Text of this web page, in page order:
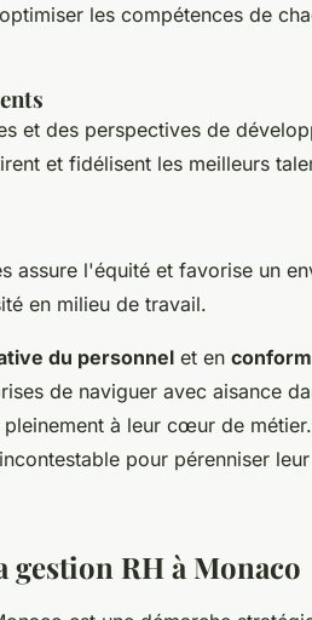
les compétences de
et des perspectives de
et fidélisent les meilleurs
assure l'équité et favorise un
en milieu de travail.
du personnel et en
de naviguer avec aisance
à leur cœur de
pour pérenniser
RH à Monaco